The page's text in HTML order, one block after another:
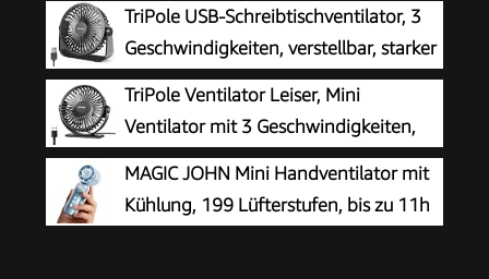
oszillierendem Standfuß 3
Geschwindigkeitsstufen USB-Anschluss (Grey, A)
TriPole USB-Schreibtischventilator, 3
Geschwindigkeiten, verstellbar, starker
Wind, Tischventilator, 360° Kopf
drehbar, 1,5 m Kabel, persönlicher Desktop-
Ventilator, 11,4 cm, tragbarer Mini-Ventilator
TriPole Ventilator Leiser, Mini
Ventilator mit 3 Geschwindigkeiten,
USB Tischventilator Leistungsstarker
Tragbarer mit 360° Neigung, Fan klein für
Einsatz Büro, Schlafzimmer, Reisen
MAGIC JOHN Mini Handventilator mit
Kühlung, 199 Lüfterstufen, bis zu 11h